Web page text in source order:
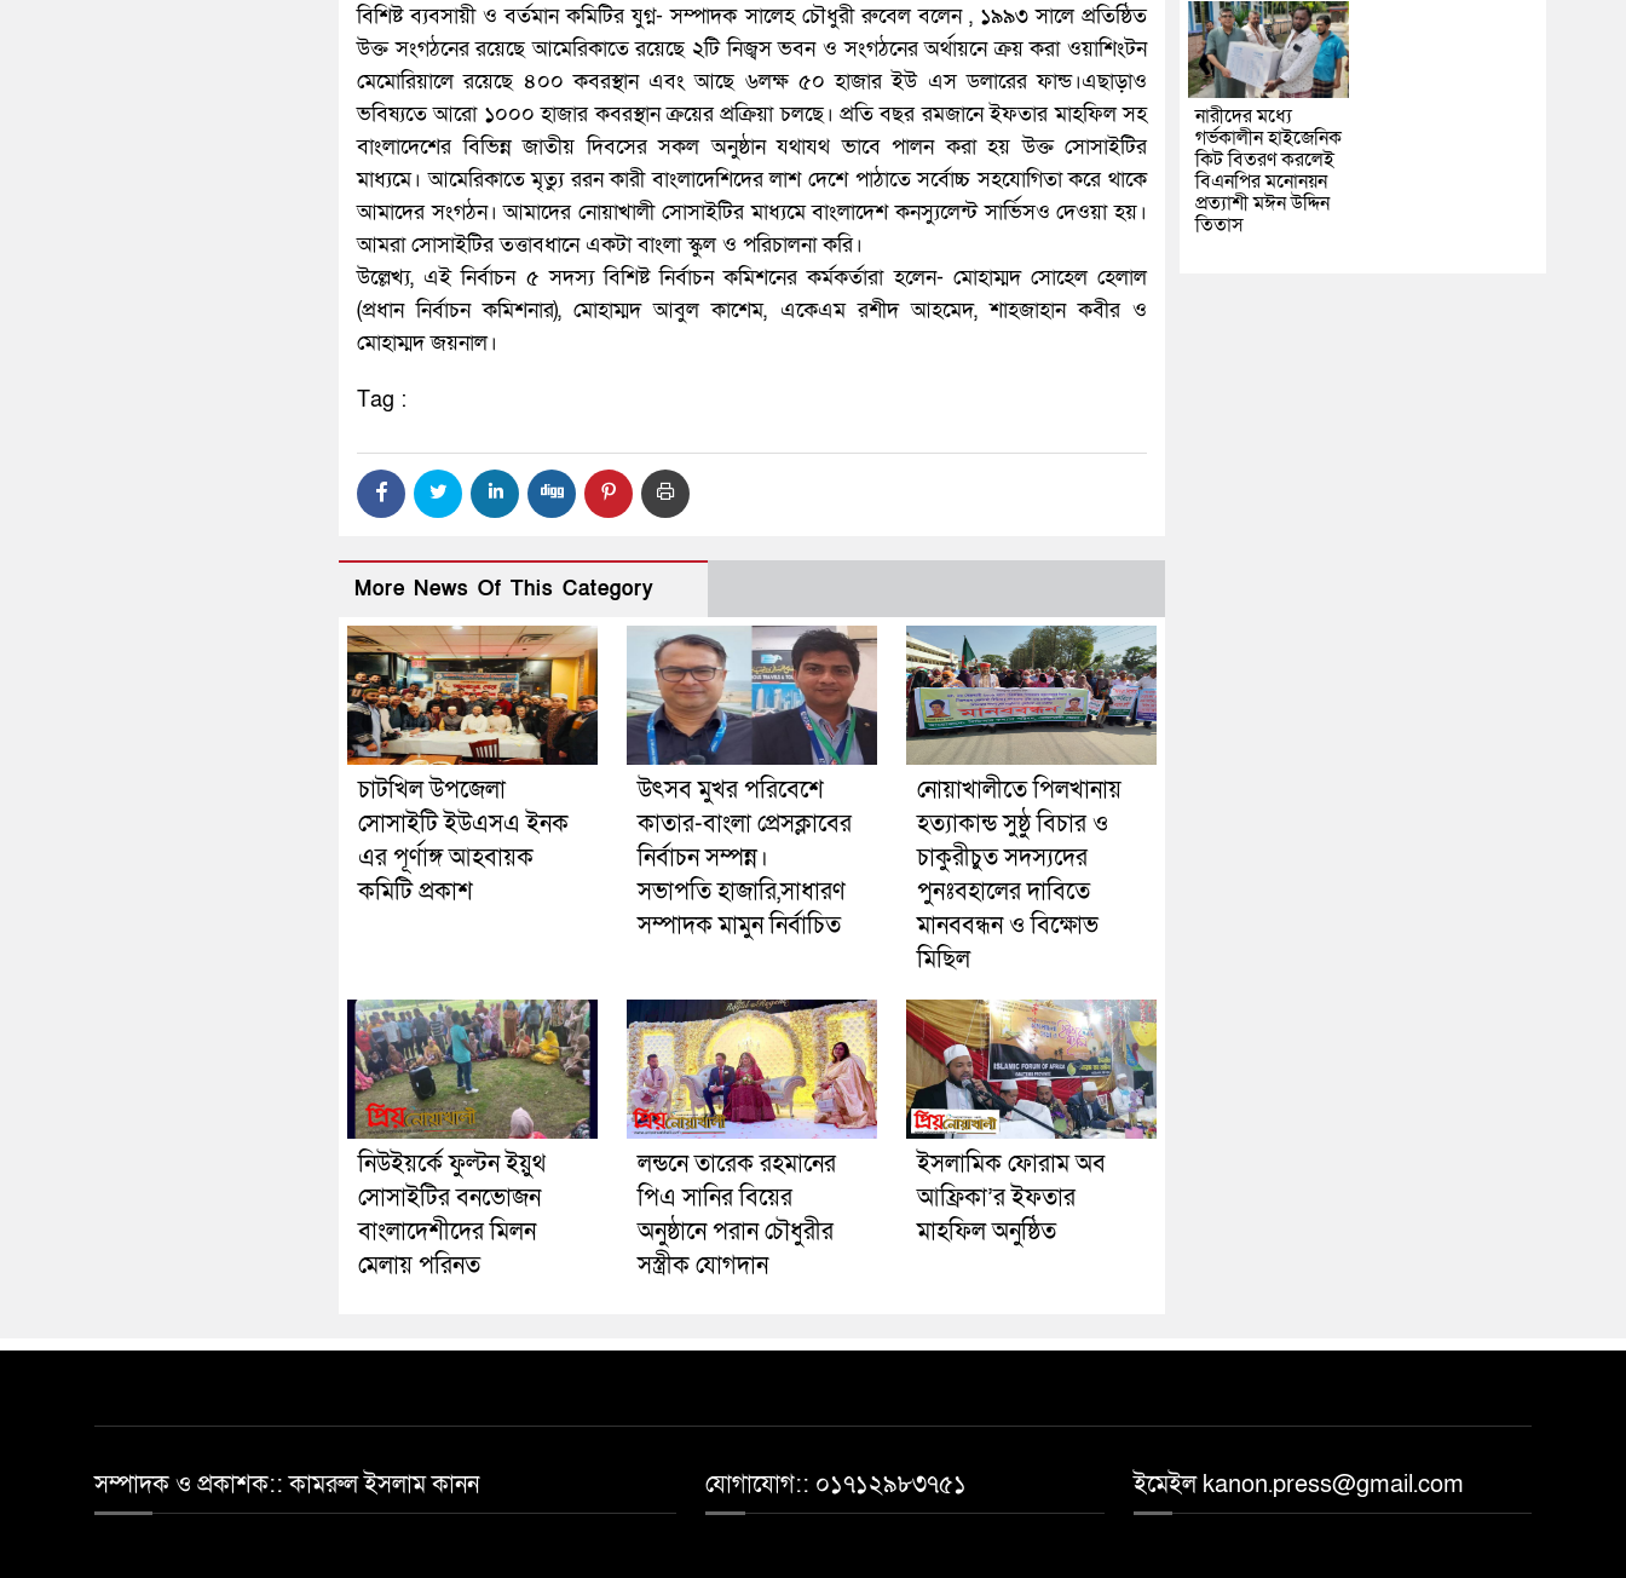
বিশিষ্ট ব্যবসায়ী ও বর্তমান কমিটির যুগ্ন- সম্পাদক সালেহ চৌধুরী রুবেল বলেন , ১৯৯৩ সালে প্রতিষ্ঠিত
উক্ত সংগঠনের রয়েছে আমেরিকাতে রয়েছে ২টি নিজ্বস ভবন ও সংগঠনের অর্থায়নে ক্রয় করা ওয়াশিংটন
মেমোরিয়ালে রয়েছে ৪০০ কবরস্থান এবং আছে ৬লক্ষ ৫০ হাজার ইউ এস ডলারের ফান্ড।এছাড়াও
ভবিষ্যতে আরো ১০০০ হাজার কবরস্থান ক্রয়ের প্রক্রিয়া চলছে। প্রতি বছর রমজানে ইফতার মাহফিল সহ
বাংলাদেশের বিভিন্ন জাতীয় দিবসের সকল অনুষ্ঠান যথাযথ ভাবে পালন করা হয় উক্ত সোসাইটির
মাধ্যমে। আমেরিকাতে মৃত্যু ররন কারী বাংলাদেশিদের লাশ দেশে পাঠাতে সর্বোচ্চ সহযোগিতা করে থাকে
আমাদের সংগঠন। আমাদের নোয়াখালী সোসাইটির মাধ্যমে বাংলাদেশ কনস্যুলেন্ট সার্ভিসও দেওয়া হয়।
আমরা সোসাইটির তত্তাবধানে একটা বাংলা স্কুল ও পরিচালনা করি।
উল্লেখ্য, এই নির্বাচন ৫ সদস্য বিশিষ্ট নির্বাচন কমিশনের কর্মকর্তারা হলেন- মোহাম্মদ সোহেল হেলাল
(প্রধান নির্বাচন কমিশনার), মোহাম্মদ আবুল কাশেম, একেএম রশীদ আহমেদ, শাহজাহান কবীর ও
মোহাম্মদ জয়নাল।
Tag :
More News Of This Category
চাটখিল উপজেলা
সোসাইটি ইউএসএ ইনক
এর পূর্ণাঙ্গ আহবায়ক
কমিটি প্রকাশ
উৎসব মুখর পরিবেশে
কাতার-বাংলা প্রেসক্লাবের
নির্বাচন সম্পন্ন।
সভাপতি হাজারি,সাধারণ
সম্পাদক মামুন নির্বাচিত
নোয়াখালীতে পিলখানায়
হত্যাকান্ড সুষ্ঠু বিচার ও
চাকুরীচুত সদস্যদের
পুনঃবহালের দাবিতে
মানববন্ধন ও বিক্ষোভ
মিছিল
নিউইয়র্কে ফুল্টন ইয়ুথ
সোসাইটির বনভোজন
বাংলাদেশীদের মিলন
মেলায় পরিনত
লন্ডনে তারেক রহমানের
পিএ সানির বিয়ের
অনুষ্ঠানে পরান চৌধুরীর
সস্ত্রীক যোগদান
ইসলামিক ফোরাম অব
আফ্রিকা’র ইফতার
মাহফিল অনুষ্ঠিত
নারীদের মধ্যে
গর্ভকালীন হাইজেনিক
কিট বিতরণ করলেই
বিএনপির মনোনয়ন
প্রত্যাশী মঈন উদ্দিন
তিতাস
সম্পাদক ও প্রকাশক:: কামরুল ইসলাম কানন যোগাযোগ:: ০১৭১২৯৮৩৭৫১ ইমেইল kanon.press@gmail.com